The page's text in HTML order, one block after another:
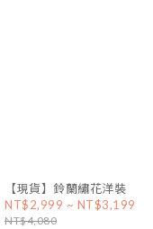
【現貨】鈴蘭繡花洋裝
NT$2,999 ~ NT$3,199
NT$4,080